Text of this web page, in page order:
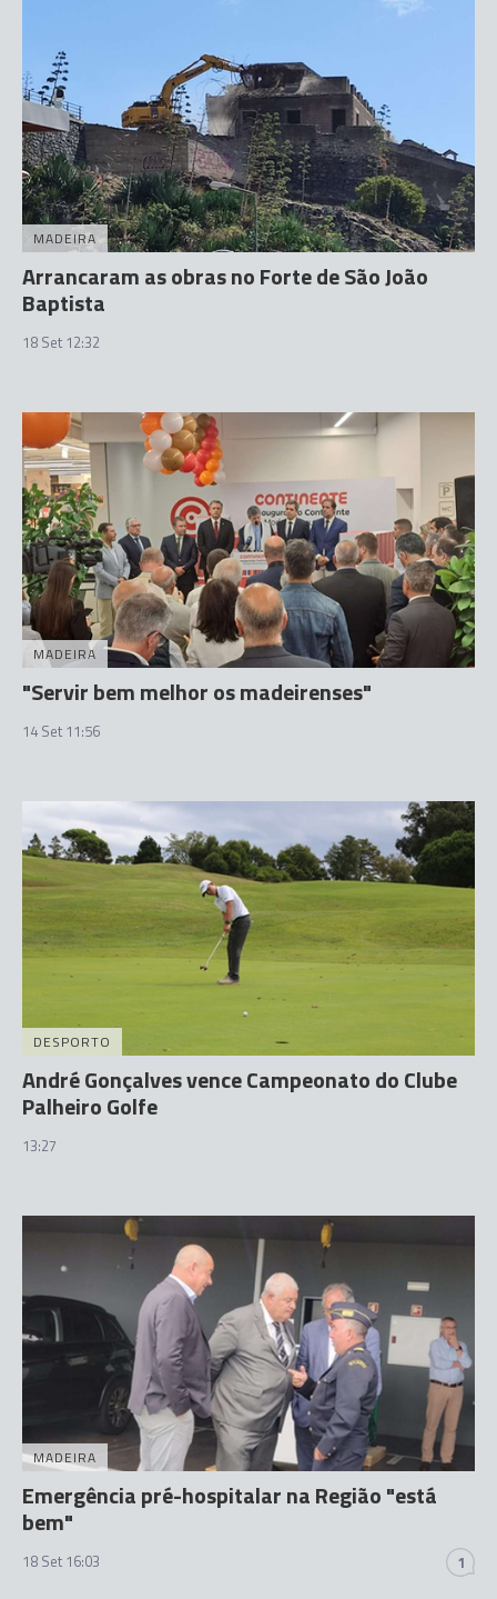
MADEIRA
Arrancaram as obras no Forte de São João
Baptista
18 Set 12:32
MADEIRA
"Servir bem melhor os madeirenses"
14 Set 11:56
DESPORTO
André Gonçalves vence Campeonato do Clube
Palheiro Golfe
13:27
MADEIRA
Emergência pré-hospitalar na Região "está
bem"
18 Set 16:03 1